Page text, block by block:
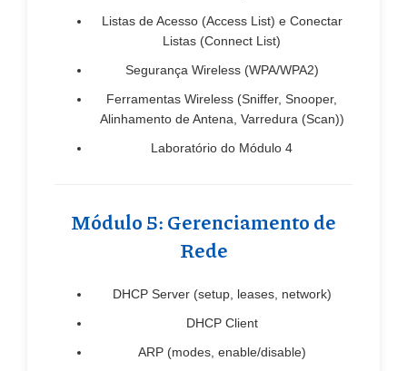
Listas de Acesso (Access List) e Conectar
Listas (Connect List)
Segurança Wireless (WPA/WPA2)
Ferramentas Wireless (Sniffer, Snooper,
Alinhamento de Antena, Varredura (Scan))
Laboratório do Módulo 4
Módulo 5: Gerenciamento de
Rede
DHCP Server (setup, leases, network)
DHCP Client
ARP (modes, enable/disable)